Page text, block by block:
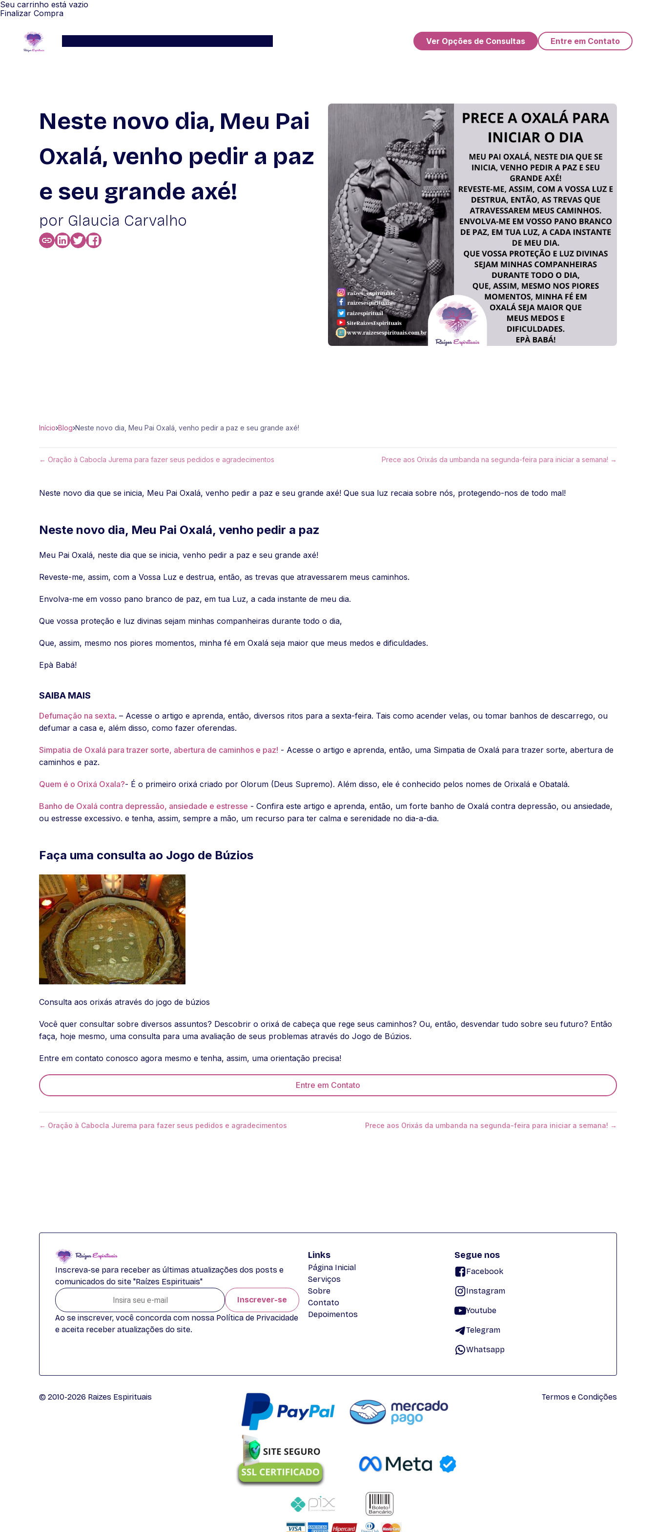
Seu carrinho está vazio
Finalizar Compra
Ver Opções de Consultas Entre em Contato
Neste novo dia, Meu Pai
Oxalá, venho pedir a paz
e seu grande axé!
por Glaucia Carvalho
Início›Blog›Neste novo dia, Meu Pai Oxalá, venho pedir a paz e seu grande axé!
← Oração à Cabocla Jurema para fazer seus pedidos e agradecimentos Prece aos Orixás da umbanda na segunda-feira para iniciar a semana! →
Neste novo dia que se inicia, Meu Pai Oxalá, venho pedir a paz e seu grande axé! Que sua luz recaia sobre nós, protegendo-nos de todo mal!
Neste novo dia, Meu Pai Oxalá, venho pedir a paz
Meu Pai Oxalá, neste dia que se inicia, venho pedir a paz e seu grande axé!
Reveste-me, assim, com a Vossa Luz e destrua, então, as trevas que atravessarem meus caminhos.
Envolva-me em vosso pano branco de paz, em tua Luz, a cada instante de meu dia.
Que vossa proteção e luz divinas sejam minhas companheiras durante todo o dia,
Que, assim, mesmo nos piores momentos, minha fé em Oxalá seja maior que meus medos e dificuldades.
Epà Babá!
SAIBA MAIS
Defumação na sexta. – Acesse o artigo e aprenda, então, diversos ritos para a sexta-feira. Tais como acender velas, ou tomar banhos de descarrego, ou
defumar a casa e, além disso, como fazer oferendas.
Simpatia de Oxalá para trazer sorte, abertura de caminhos e paz! - Acesse o artigo e aprenda, então, uma Simpatia de Oxalá para trazer sorte, abertura de
caminhos e paz.
Quem é o Orixá Oxala?- É o primeiro orixá criado por Olorum (Deus Supremo). Além disso, ele é conhecido pelos nomes de Orixalá e Obatalá.
Banho de Oxalá contra depressão, ansiedade e estresse - Confira este artigo e aprenda, então, um forte banho de Oxalá contra depressão, ou ansiedade,
ou estresse excessivo. e tenha, assim, sempre a mão, um recurso para ter calma e serenidade no dia-a-dia.
Faça uma consulta ao Jogo de Búzios
Consulta aos orixás através do jogo de búzios
Você quer consultar sobre diversos assuntos? Descobrir o orixá de cabeça que rege seus caminhos? Ou, então, desvendar tudo sobre seu futuro? Então
faça, hoje mesmo, uma consulta para uma avaliação de seus problemas através do Jogo de Búzios.
Entre em contato conosco agora mesmo e tenha, assim, uma orientação precisa!
Entre em Contato
← Oração à Cabocla Jurema para fazer seus pedidos e agradecimentos Prece aos Orixás da umbanda na segunda-feira para iniciar a semana! →
Inscreva-se para receber as últimas atualizações dos posts e
comunicados do site "Raízes Espirituais"
Inscrever-se
Ao se inscrever, você concorda com nossa Política de Privacidade
e aceita receber atualizações do site.
Links
Página Inicial
Serviços
Sobre
Contato
Depoimentos
Segue nos
Facebook
Instagram
Youtube
Telegram
Whatsapp
© 2010-2026 Raizes Espirituais Termos e Condições